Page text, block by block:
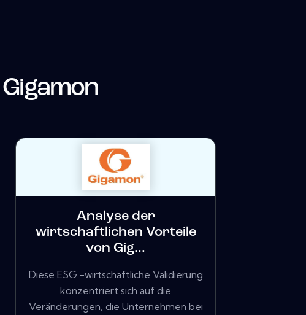
Gigamon
Analyse der
wirtschaftlichen Vorteile
von Gig...
Diese ESG -wirtschaftliche Validierung
konzentriert sich auf die
Veränderungen, die Unternehmen bei